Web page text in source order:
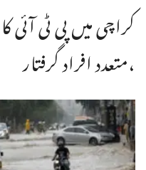
کراچی میں پی ٹی
،متعدد افراد گرفتار